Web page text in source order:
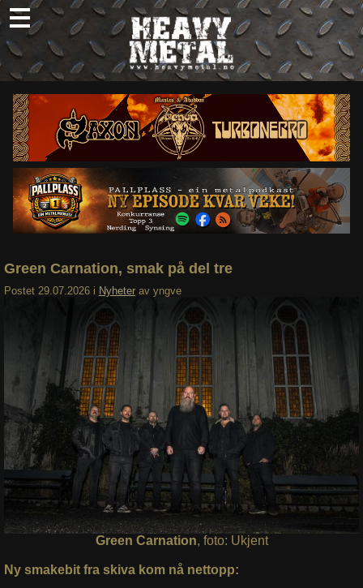
Skip
to
content
Nyheter
Omtaler
Intervjuer
Om oss
Abonner
Søk
Green Carnation, smak på del tre
Postet 29.07.2026 i Nyheter av yngve
Green Carnation, foto: Ukjent
Ny smakebit fra skiva kom nå nettopp: